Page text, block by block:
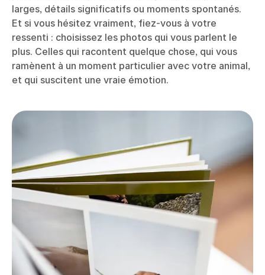
larges, détails significatifs ou moments spontanés.
Et si vous hésitez vraiment, fiez-vous à votre
ressenti : choisissez les photos qui vous parlent le
plus. Celles qui racontent quelque chose, qui vous
ramènent à un moment particulier avec votre animal,
et qui suscitent une vraie émotion.